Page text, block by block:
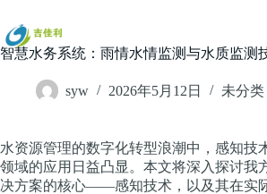
过
内
容
智慧水务系统：雨情水情监测与水质监测
syw 2026年5月12日 未分类
水资源管理的数字化转型浪潮中，感知技
领域的应用日益凸显。本文将深入探讨我
决方案的核心——感知技术，以及其在实